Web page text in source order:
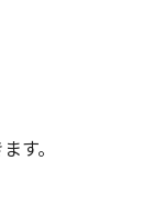
す。